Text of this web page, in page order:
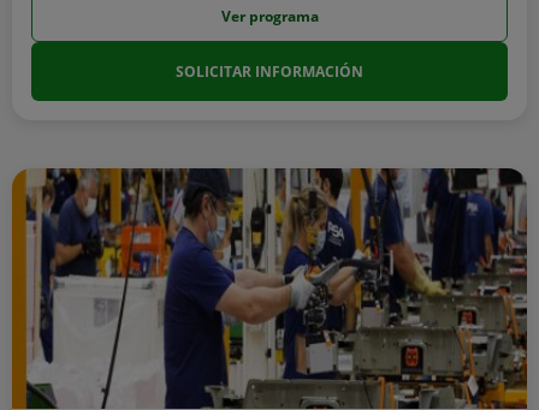
Ver programa
SOLICITAR INFORMACIÓN